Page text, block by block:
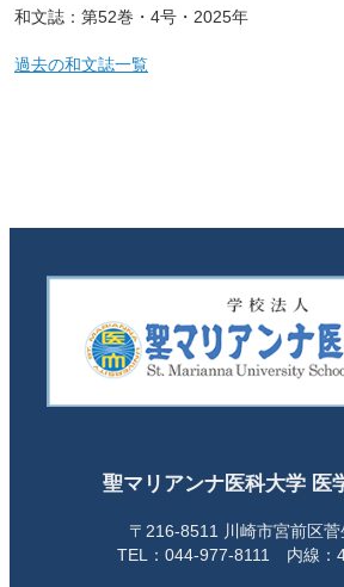
和文誌：第52巻・4号・2025年
過去の和文誌一覧
聖マリアンナ医科大学 医
〒216-8511 川崎市宮前区菅
TEL：044-977-8111 内線：